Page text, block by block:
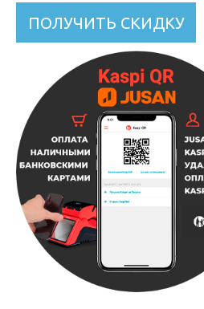
ПОЛУЧИТЬ СКИДКУ